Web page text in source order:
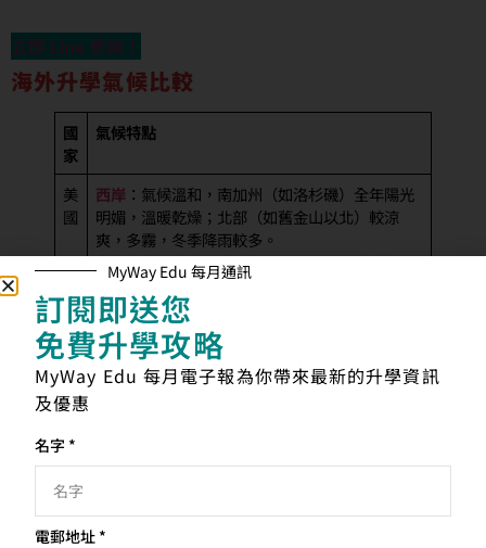
立即 Line 查詢！
海外升學氣候比較
國
家
氣候特點
美
國
西岸 ：氣候溫和，南加州（如洛杉磯）全年陽光
明媚，溫暖乾燥；北部（如舊金山以北）較涼
爽，多霧，冬季降雨較多。
東岸：四季分明，冬季寒冷多雪，夏季炎熱潮
濕。
加
拿
大
南部大城市（如溫哥華、多倫多）氣候較為溫
和，四季分明；越往北部地區，氣候越寒冷，冬
季嚴寒且漫長。
英
澳
洲
地廣天氣多樣：北部屬熱帶氣候，全年溫暖；南
四季」之稱。
MyWay Edu 每月通訊
訂閱即送您
免費升學攻略
MyWay Edu 每月電子報為你帶來最新的升學資訊
及優惠
名字 *
電郵地址 *